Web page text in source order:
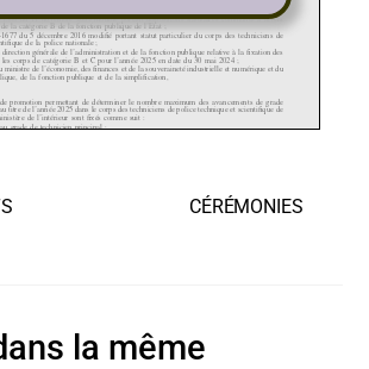
CÉRÉMONIES
la même